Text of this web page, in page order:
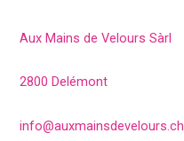
Aux Mains de Velours Sàrl
2800 Delémont
info@auxmainsdevelours.ch